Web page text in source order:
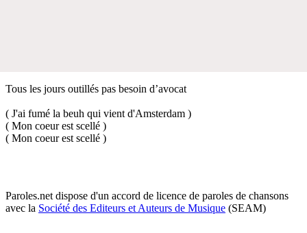
Tous les jours outillés pas besoin d’avocat
( J'ai fumé la beuh qui vient d'Amsterdam )
( Mon coeur est scellé )
( Mon coeur est scellé )
Paroles.net dispose d'un accord de licence de paroles de chansons
avec la Société des Editeurs et Auteurs de Musique (SEAM)